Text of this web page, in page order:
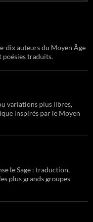
dix auteurs du Moyen Âge
poésies traduits.
variations plus libres,
inspirés par le Moyen
le Sage : traduction,
plus grands groupes